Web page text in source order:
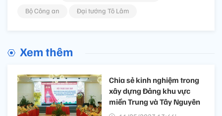
Bộ Công an
Đại tướng Tô Lâm
Xem thêm
Chia sẻ kinh nghiệm trong
xây dựng Đảng khu vực
miền Trung và Tây Nguyên